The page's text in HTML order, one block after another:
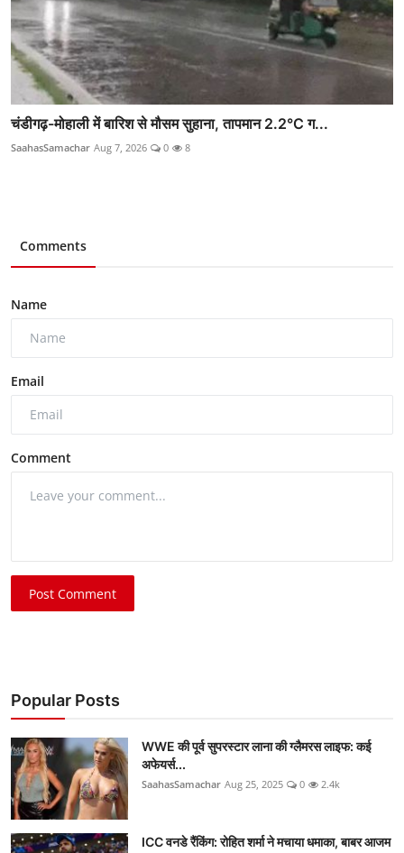
चंडीगढ़-मोहाली में बारिश से मौसम सुहाना, तापमान 2.2°C ग...
SaahasSamachar Aug 7, 2026 0 8
Comments
Name
Email
Comment
Post Comment
Popular Posts
WWE की पूर्व सुपरस्टार लाना की ग्लैमरस लाइफ: कई
अफेयर्स...
SaahasSamachar Aug 25, 2025 0 2.4k
ICC वनडे रैंकिंग: रोहित शर्मा ने मचाया धमाका, बाबर आजम